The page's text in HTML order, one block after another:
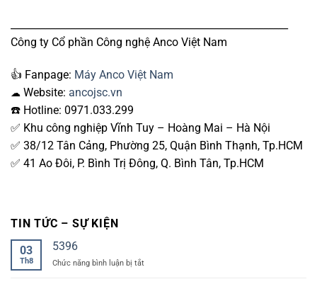
TIN TỨC – SỰ KIỆN
03
Th8
5396
Chức năng bình luận bị tắtở
Công ty Cổ phần Công nghệ Anco Việt Nam
👍 Fanpage: Máy Anco Việt Nam
☁ Website: ancojsc.vn
☎️ Hotline: 0971.033.299
✅ Khu công nghiệp Vĩnh Tuy – Hoàng Mai – Hà Nội
✅ 38/12 Tân Cảng, Phường 25, Quận Bình Thạnh, Tp.HCM
✅ 41 Ao Đôi, P. Bình Trị Đông, Q. Bình Tân, Tp.HCM